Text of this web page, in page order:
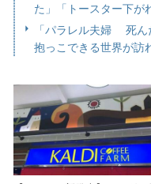
た」「トースター下が
「パラレル夫婦 死ん
抱っこできる世界が訪